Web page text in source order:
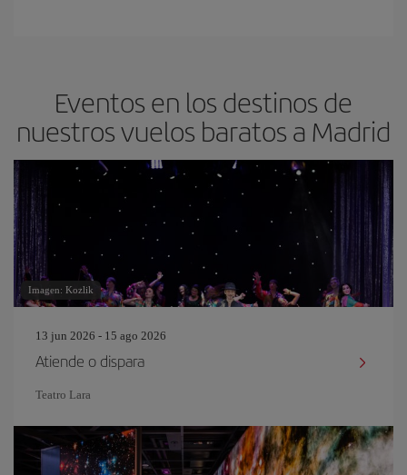
Eventos en los destinos de
nuestros vuelos baratos a Madrid
Imagen: Kozlik
13 jun 2026 - 15 ago 2026
Atiende o dispara
Teatro Lara